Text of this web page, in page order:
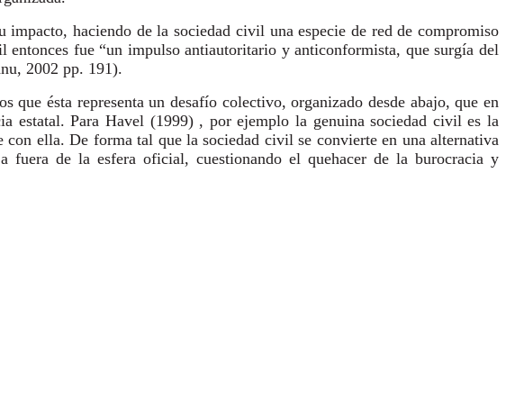
haciendo de la sociedad civil una especie de red de compromiso
fue “un impulso antiautoritario y anticonformista, que surgía del
2002 pp. 191).
ésta representa un desafío colectivo, organizado desde abajo, que en
estatal. Para Havel (1999) , por ejemplo la genuina sociedad civil es la
ella. De forma tal que la sociedad civil se convierte en una alternativa
fuera de la esfera oficial, cuestionando el quehacer de la burocracia y